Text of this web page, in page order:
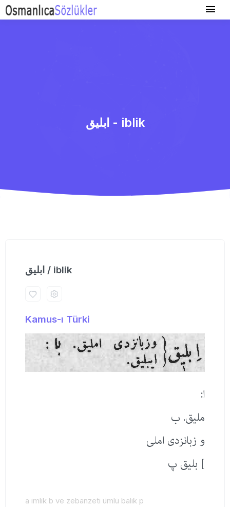
ابلیق - iblik
ابلیق / iblik
Kamus-ı Türki
ا:
ملیق. ب
و زبانزدی املی
] بلیق پ
a imlik b ve zebanzeti ümlü balık p